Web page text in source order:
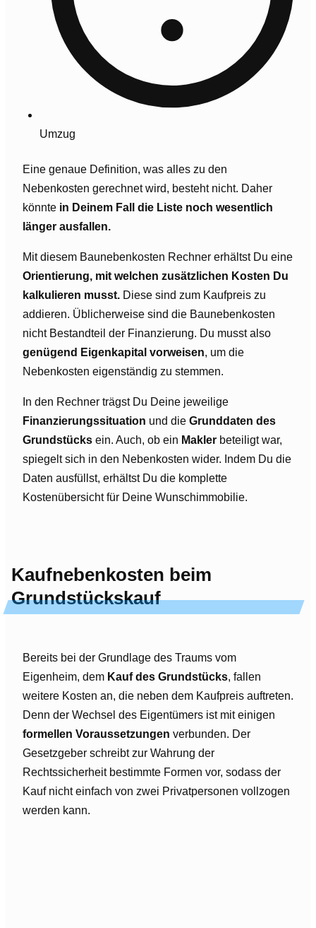
Umzug
Eine genaue Definition, was alles zu den
Nebenkosten gerechnet wird, besteht nicht. Daher
könnte in Deinem Fall die Liste noch wesentlich
länger ausfallen.
Mit diesem Baunebenkosten Rechner erhältst Du eine
Orientierung, mit welchen zusätzlichen Kosten Du
kalkulieren musst. Diese sind zum Kaufpreis zu
addieren. Üblicherweise sind die Baunebenkosten
nicht Bestandteil der Finanzierung. Du musst also
genügend Eigenkapital vorweisen, um die
Nebenkosten eigenständig zu stemmen.
In den Rechner trägst Du Deine jeweilige
Finanzierungssituation und die Grunddaten des
Grundstücks ein. Auch, ob ein Makler beteiligt war,
spiegelt sich in den Nebenkosten wider. Indem Du die
Daten ausfüllst, erhältst Du die komplette
Kostenübersicht für Deine Wunschimmobilie.
Kaufnebenkosten beim
Grundstückskauf
Bereits bei der Grundlage des Traums vom
Eigenheim, dem Kauf des Grundstücks, fallen
weitere Kosten an, die neben dem Kaufpreis auftreten.
Denn der Wechsel des Eigentümers ist mit einigen
formellen Voraussetzungen verbunden. Der
Gesetzgeber schreibt zur Wahrung der
Rechtssicherheit bestimmte Formen vor, sodass der
Kauf nicht einfach von zwei Privatpersonen vollzogen
werden kann.